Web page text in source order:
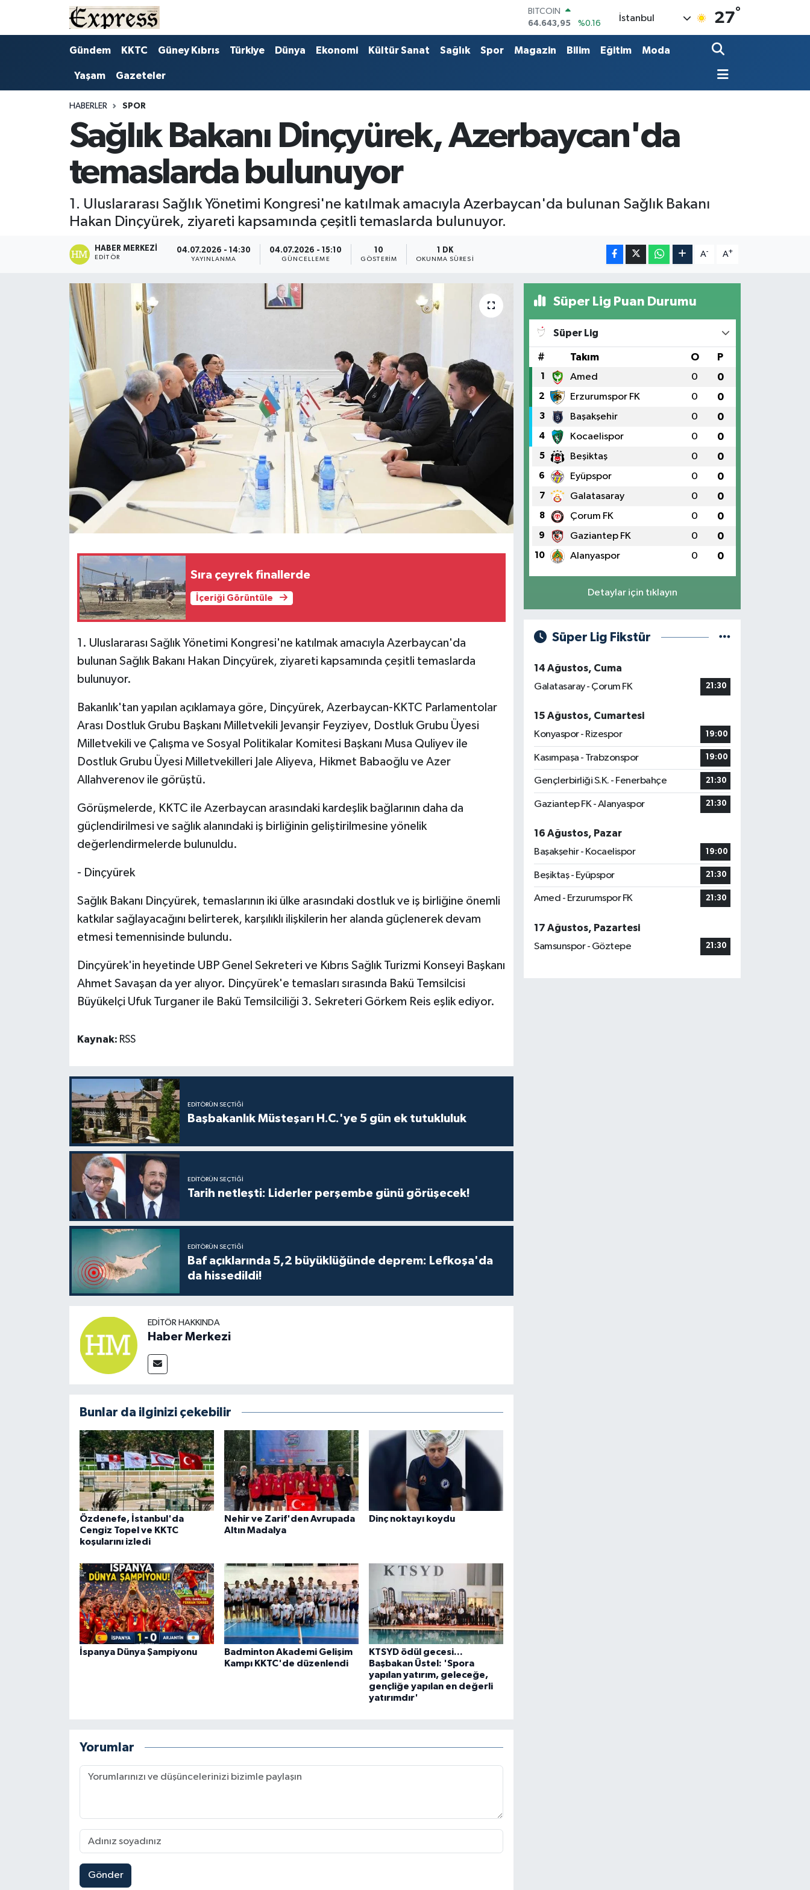
BITCOIN
64.643,95
%0.16
DOLAR
47,6006
%0.06
BİST100
13.768
%48
İstanbul 27°
Gündem KKTC Güney Kıbrıs Türkiye Dünya Ekonomi Kültür Sanat Sağlık Spor Magazin Bilim Eğitim Moda
Yaşam Gazeteler
HABERLER SPOR
Sağlık Bakanı Dinçyürek, Azerbaycan'da
temaslarda bulunuyor
1. Uluslararası Sağlık Yönetimi Kongresi'ne katılmak amacıyla Azerbaycan'da bulunan Sağlık Bakanı
Hakan Dinçyürek, ziyareti kapsamında çeşitli temaslarda bulunuyor.
HABER MERKEZI
EDITÖR
04.07.2026 - 14:30
YAYINLANMA
04.07.2026 - 15:10
GÜNCELLEME
10
GÖSTERIM
1 DK
OKUNMA SÜRESI
A- A+
Sıra çeyrek finallerde
İçeriği Görüntüle
1. Uluslararası Sağlık Yönetimi Kongresi'ne katılmak amacıyla Azerbaycan'da
bulunan Sağlık Bakanı Hakan Dinçyürek, ziyareti kapsamında çeşitli temaslarda
bulunuyor.
Bakanlık'tan yapılan açıklamaya göre, Dinçyürek, Azerbaycan-KKTC Parlamentolar
Arası Dostluk Grubu Başkanı Milletvekili Jevanşir Feyziyev, Dostluk Grubu Üyesi
Milletvekili ve Çalışma ve Sosyal Politikalar Komitesi Başkanı Musa Quliyev ile
Dostluk Grubu Üyesi Milletvekilleri Jale Aliyeva, Hikmet Babaoğlu ve Azer
Allahverenov ile görüştü.
Görüşmelerde, KKTC ile Azerbaycan arasındaki kardeşlik bağlarının daha da
güçlendirilmesi ve sağlık alanındaki iş birliğinin geliştirilmesine yönelik
değerlendirmelerde bulunuldu.
- Dinçyürek
Sağlık Bakanı Dinçyürek, temaslarının iki ülke arasındaki dostluk ve iş birliğine önemli
katkılar sağlayacağını belirterek, karşılıklı ilişkilerin her alanda güçlenerek devam
etmesi temennisinde bulundu.
Dinçyürek'in heyetinde UBP Genel Sekreteri ve Kıbrıs Sağlık Turizmi Konseyi Başkanı
Ahmet Savaşan da yer alıyor. Dinçyürek'e temasları sırasında Bakü Temsilcisi
Büyükelçi Ufuk Turganer ile Bakü Temsilciliği 3. Sekreteri Görkem Reis eşlik ediyor.
Kaynak: RSS
EDITÖRÜN SEÇTIĞI
Başbakanlık Müsteşarı H.C.'ye 5 gün ek tutukluluk
EDITÖRÜN SEÇTIĞI
Tarih netleşti: Liderler perşembe günü görüşecek!
EDITÖRÜN SEÇTIĞI
Baf açıklarında 5,2 büyüklüğünde deprem: Lefkoşa'da
da hissedildi!
EDITÖR HAKKINDA
Haber Merkezi
Bunlar da ilginizi çekebilir
Özdenefe, İstanbul'da
Cengiz Topel ve KKTC
koşularını izledi
Nehir ve Zarif'den Avrupada
Altın Madalya
Dinç noktayı koydu
İspanya Dünya Şampiyonu
Badminton Akademi Gelişim
Kampı KKTC'de düzenlendi
KTSYD ödül gecesi...
Başbakan Üstel: 'Spora
yapılan yatırım, geleceğe,
gençliğe yapılan en değerli
yatırımdır'
Yorumlar
Gönder
Süper Lig Puan Durumu
Süper Lig
# Takım O P
1 Amed 0 0
2 Erzurumspor FK 0 0
3 Başakşehir 0 0
4 Kocaelispor 0 0
5 Beşiktaş 0 0
6 Eyüpspor 0 0
7 Galatasaray 0 0
8 Çorum FK 0 0
9 Gaziantep FK 0 0
10 Alanyaspor 0 0
Detaylar için tıklayın
Süper Lig Fikstür
14 Ağustos, Cuma
Galatasaray - Çorum FK
21:30
15 Ağustos, Cumartesi
Konyaspor - Rizespor
19:00
Kasımpaşa - Trabzonspor 19:00
Gençlerbirliği S.K. - Fenerbahçe 21:30
Gaziantep FK - Alanyaspor 21:30
16 Ağustos, Pazar
Başakşehir - Kocaelispor
19:00
Beşiktaş - Eyüpspor 21:30
Amed - Erzurumspor FK 21:30
17 Ağustos, Pazartesi
Samsunspor - Göztepe
21:30
ALAYKÖY
ALSANCAK
ÇATALKÖY
ENGLISH
ESENTEPE
GAZİMAĞUSA
GÜNDEM
GÜNEY KIBRIS
İÇ HABERLER
KÜLTÜR SANAT
MAGAZİN
Nöbetçi Eczaneler
TEKNOLOJİ
Hava Durumu
Trafik Durumu
Süper Lig Puan Durumu ve Fikstür
Tüm Manşetler
Son Dakika Haberleri
Haber Arşivi